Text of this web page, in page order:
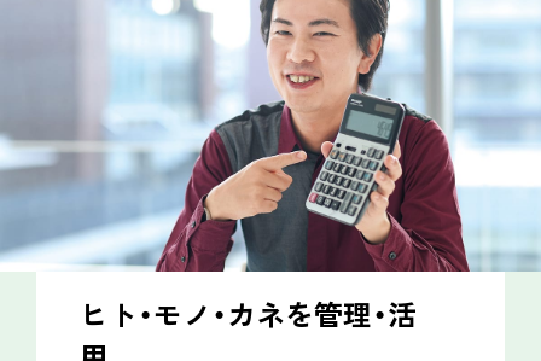
ヒト・モノ・カネを管理・活